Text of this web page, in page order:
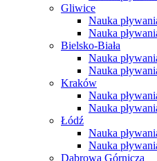
Gliwice
Nauka
Nauka
Bielsko-Biała
Nauka
Nauka
Kraków
Nauka
Nauka
Łódź
Nauka
Nauka
Dąbrowa Górnicza